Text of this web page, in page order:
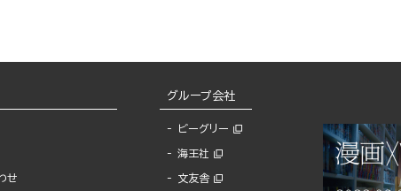
せ
グループ会社
ビーグリー
海王社
文友舎